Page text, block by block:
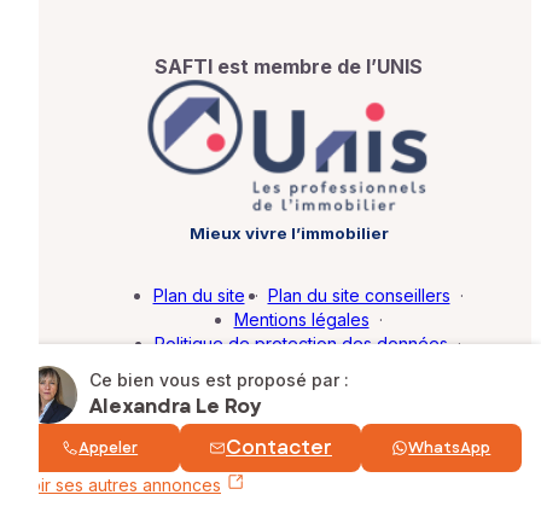
Ce bien vous est proposé par :
Alexandra Le Roy
Appeler Contacter WhatsApp
Voir ses autres annonces
SAFTI est membre de l’UNIS
Mieux vivre l’immobilier
© SAFTI 2026. Tous droits réservés.
Plan du site · Plan du site conseillers ·
Mentions légales ·
Politique de protection des données ·